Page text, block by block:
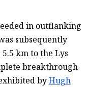
in outflanking
subsequently
km to the Lys
breakthrough
byHugh